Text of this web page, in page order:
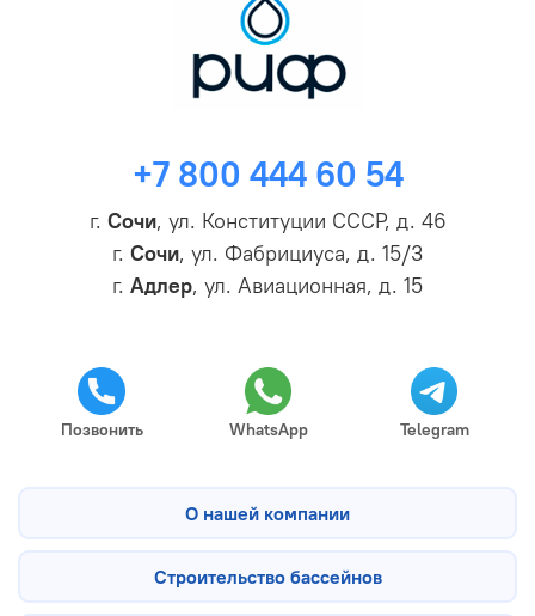
+7 800 444 60 54
г. Сочи, ул. Конституции СССР, д. 46
г. Сочи, ул. Фабрициуса, д. 15/3
г. Адлер, ул. Авиационная, д. 15
Позвонить WhatsApp Telegram
О нашей компании
Строительство бассейнов